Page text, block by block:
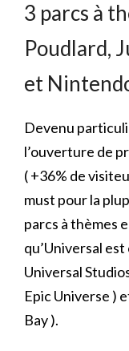
3 parcs à
Poudlard,
et
Devenu
l’ouverture de
( +36% de
must pour la
parcs à thèmes
qu’Universal
Universal
Epic Universe )
Bay ).